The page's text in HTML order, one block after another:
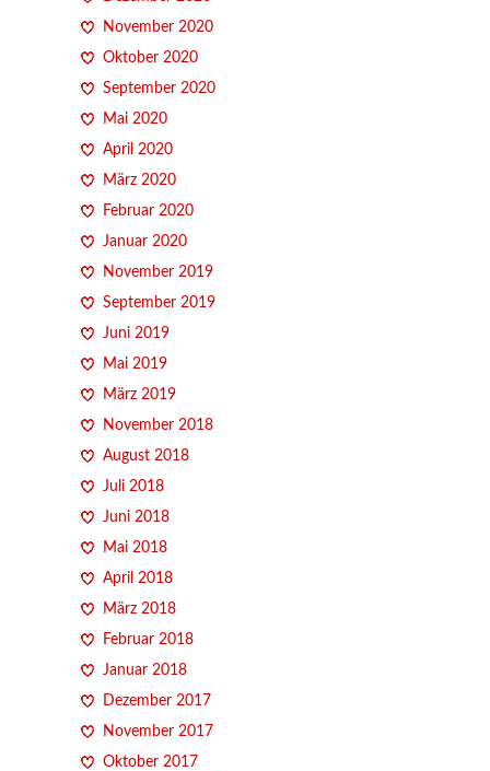
November 2020
Oktober 2020
September 2020
Mai 2020
April 2020
März 2020
Februar 2020
Januar 2020
November 2019
September 2019
Juni 2019
Mai 2019
März 2019
November 2018
August 2018
Juli 2018
Juni 2018
Mai 2018
April 2018
März 2018
Februar 2018
Januar 2018
Dezember 2017
November 2017
Oktober 2017